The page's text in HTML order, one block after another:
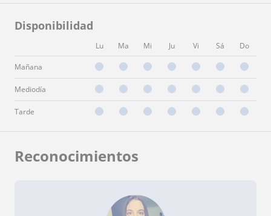
Disponibilidad
Lu Ma Mi Ju Vi Sá Do
Mañana
Mediodía
Tarde
Reconocimientos